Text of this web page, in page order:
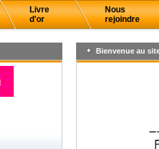
Livre
d'or
Nous
rejoindre
Bienvenue au